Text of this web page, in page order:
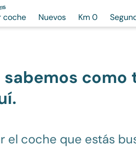
coche Nuevos Km 0
como
el coche que estás